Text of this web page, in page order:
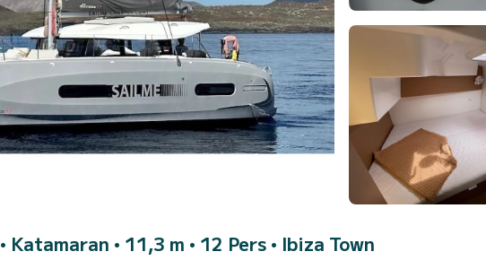
• Katamaran • 11,3 m • 12 Pers • Ibiza Town